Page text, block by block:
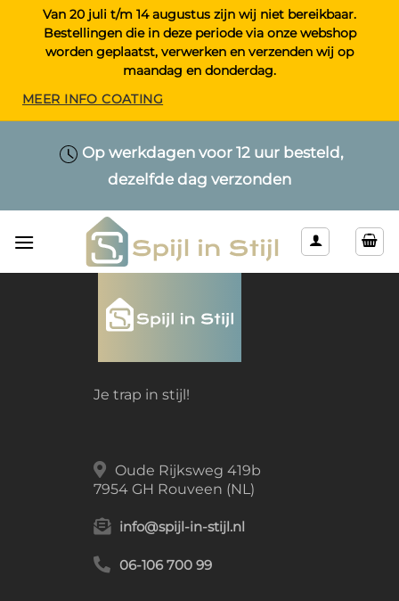
Van 20 juli t/m 14 augustus zijn wij niet bereikbaar.
Bestellingen die in deze periode via onze webshop
worden geplaatst, verwerken en verzenden wij op
maandag en donderdag.
MEER INFO COATING
Op werkdagen voor 12 uur besteld,
dezelfde dag verzonden
Alleen kwaliteitsproducten
Maatwerk > Selecteer uw eigen lengte
& kleur
Je trap in stijl!
Oude Rijksweg 419b
7954 GH Rouveen (NL)
info@spijl-in-stijl.nl
06-106 700 99